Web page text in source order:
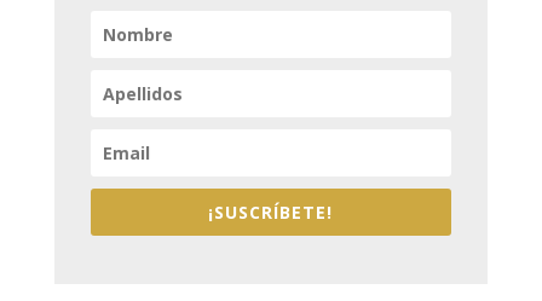
¡SUSCRÍBETE!